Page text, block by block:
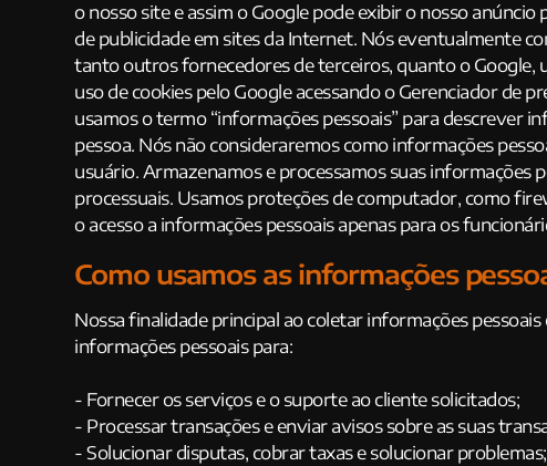
o nosso site e assim o Google pode exibir o nosso
de publicidade em sites da Internet. Nós eventualmente
tanto outros fornecedores de terceiros, quanto o Google,
uso de cookies pelo Google acessando o Gerenciador de
usamos o termo “informações pessoais” para descrever
pessoa. Nós não consideraremos como informações
usuário. Armazenamos e processamos suas informações
processuais. Usamos proteções de computador, como
o acesso a informações pessoais apenas para os
Como usamos as informações
Nossa finalidade principal ao coletar informações
informações pessoais para:
- Fornecer os serviços e o suporte ao cliente solicitados;
- Processar transações e enviar avisos sobre as suas
- Solucionar disputas, cobrar taxas e solucionar problemas;